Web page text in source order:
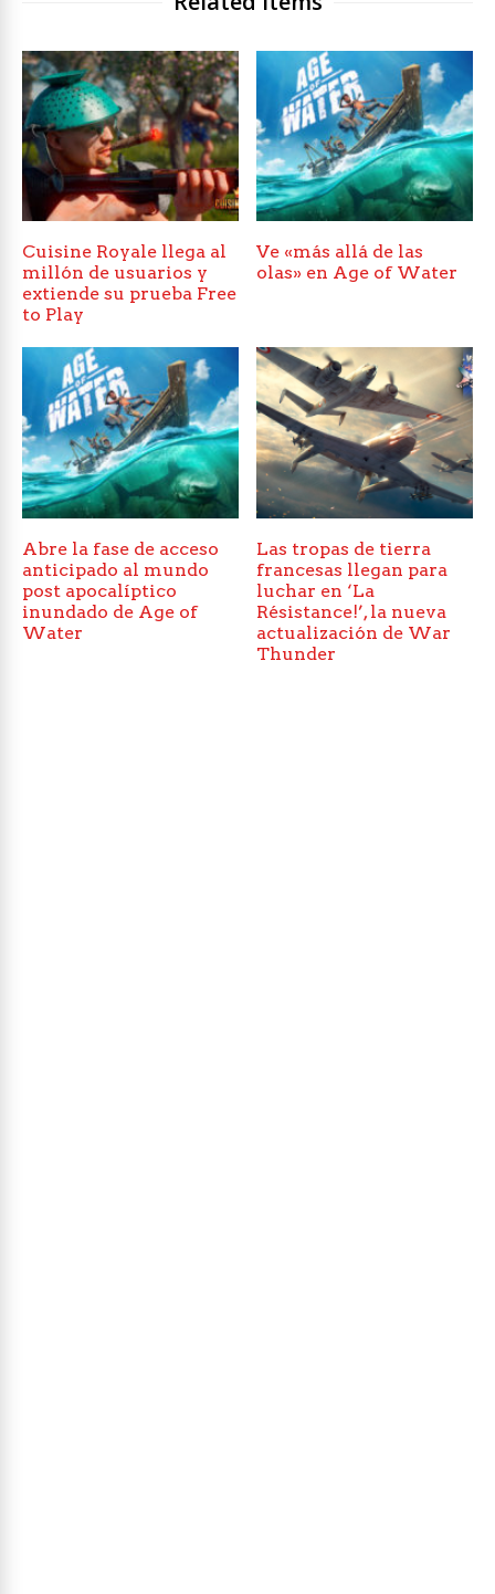
Cuisine Royale llega al
millón de usuarios y
extiende su prueba Free
to Play
Ve «más allá de las
olas» en Age of Water
Abre la fase de acceso
anticipado al mundo
post apocalíptico
inundado de Age of
Water
Las tropas de tierra
francesas llegan para
luchar en ‘La
Résistance!’, la nueva
actualización de War
Thunder